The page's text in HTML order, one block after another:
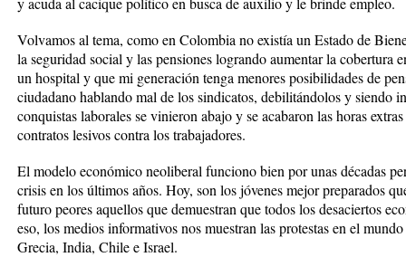
Volvamos al tema, como en Colombia no existía un Estado de
la seguridad social y las pensiones logrando aumentar la cobertura
un hospital y que mi generación tenga menores posibilidades de
ciudadano hablando mal de los sindicatos, debilitándolos y siendo
conquistas laborales se vinieron abajo y se acabaron las horas
contratos lesivos contra los trabajadores.
El modelo económico neoliberal funciono bien por unas décadas
crisis en los últimos años. Hoy, son los jóvenes mejor preparados
futuro peores aquellos que demuestran que todos los desaciertos
eso, los medios informativos nos muestran las protestas en el
Grecia, India, Chile e Israel.